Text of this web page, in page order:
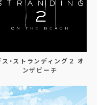
ス・ストランディング２ オ
ンザビーチ